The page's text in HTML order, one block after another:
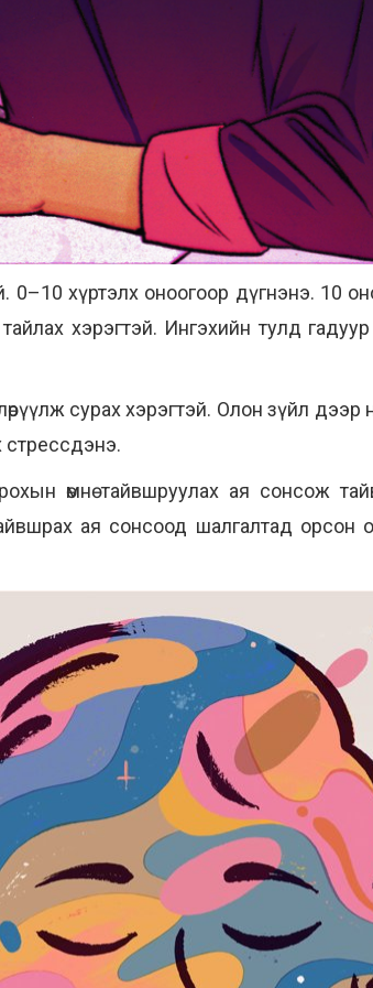
хүртэлх оноогоор дүгнэнэ. 10 оноо
хэрэгтэй. Ингэхийн тулд
сурах хэрэгтэй. Олон зүйл
стрессдэнэ.
өмнө тайвшруулах ая сонсож
ая сонсоод шалгалтад орсон